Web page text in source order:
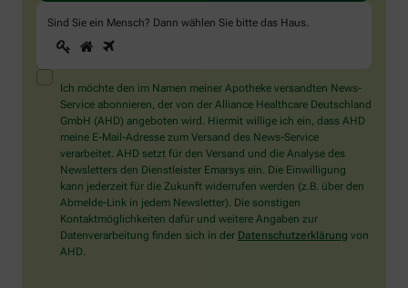
Sind Sie ein Mensch? Dann wählen Sie bitte das Haus
Sind
Sie
ein
Mensch?
Dann
wählen
Sie
bitte
das
Haus.
1 2
Ich möchte den im Namen meiner Apotheke versandten News-
Service abonnieren, der von der Alliance Healthcare Deutschland
GmbH (AHD) angeboten wird. Hiermit willige ich ein, dass AHD
meine E-Mail-Adresse zum Versand des News-Service
verarbeitet. AHD setzt für den Versand und die Analyse des
Newsletters den Dienstleister Emarsys ein. Die Einwilligung
kann jederzeit für die Zukunft widerrufen werden (z.B. über den
Abmelde-Link in jedem Newsletter). Die sonstigen
Kontaktmöglichkeiten dafür und weitere Angaben zur
Datenverarbeitung finden sich in der Datenschutzerklärung von
AHD.